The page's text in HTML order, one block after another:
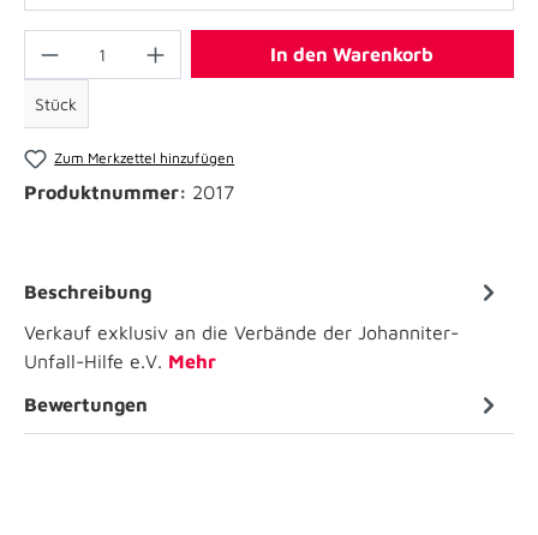
Stück
In den Warenkorb
Zum Merkzettel hinzufügen
Produktnummer: 2017
Beschreibung
Verkauf exklusiv an die Verbände der Johanniter-
Unfall-Hilfe e.V. Mehr
Bewertungen